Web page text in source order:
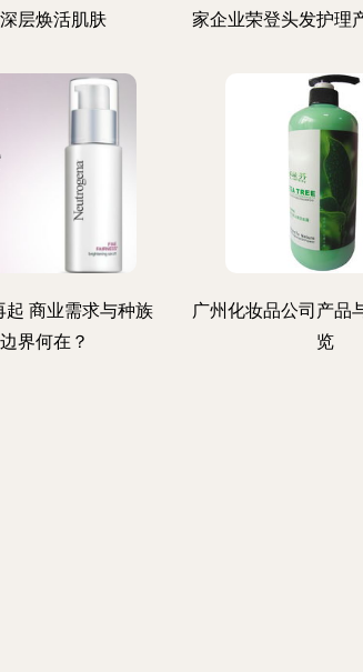
层焕活肌肤
家企业荣登头发护理
起 商业需求与种族
界何在？
广州化妆品公司产品
览